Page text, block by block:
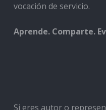
vocación de servicio.
Aprende. Comparte.
Si eres autor o